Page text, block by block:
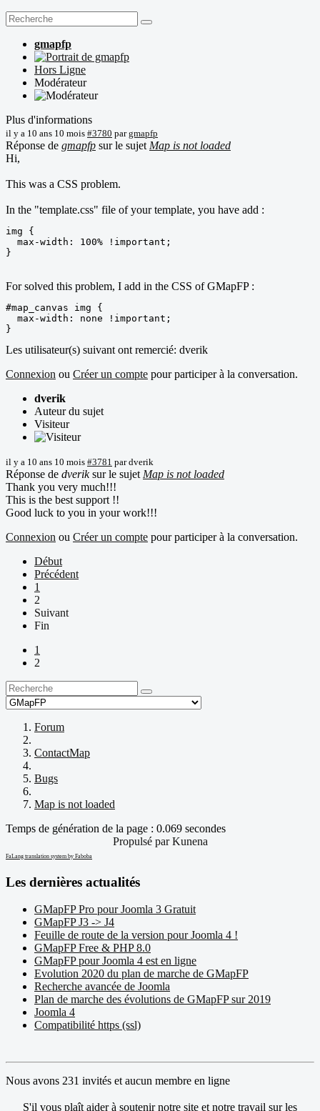
gmapfp
Hors Ligne
Modérateur
Plus d'informations
il y a 10 ans 10 mois #3780 pargmapfp
Réponse de gmapfp sur le sujet Map is not loaded
Hi,
This was a CSS problem.
In the "template.css" file of your template, you have add :
img {
  max-width: 100% !important;
}
For solved this problem, I add in the CSS of GMapFP :
#map_canvas img {
  max-width: none !important;
}
Les utilisateur(s) suivant ont remercié: dverik
Connexion ou Créer un compte pour participer à la conversation.
dverik
Auteur du sujet
Visiteur
il y a 10 ans 10 mois #3781 pardverik
Réponse de dveriksur le sujet Map is not loaded
Thank you very much!!!
This is the best support !!
Good luck to you in your work!!!
Connexion ou Créer un compte pour participer à la conversation.
Début
Précédent
1
2
Suivant
Fin
1
2
Forum
ContactMap
Bugs
Map is not loaded
Temps de génération de la page : 0.069 secondes
Propulsé parKunena
FaLang translation system by Faboba
Les dernières actualités
GMapFP Pro pour Joomla 3 Gratuit
GMapFP J3 -> J4
Feuille de route de la version pour Joomla 4 !
GMapFP Free & PHP 8.0
GMapFP pour Joomla 4 est en ligne
Evolution 2020 du plan de marche de GMapFP
Recherche avancée de Joomla
Plan de marche des évolutions de GMapFP sur 2019
Joomla 4
Compatibilité https (ssl)
Nous avons 231 invités et aucun membre en ligne
S'il vous plaît aider à soutenir notre site et notre travail sur les